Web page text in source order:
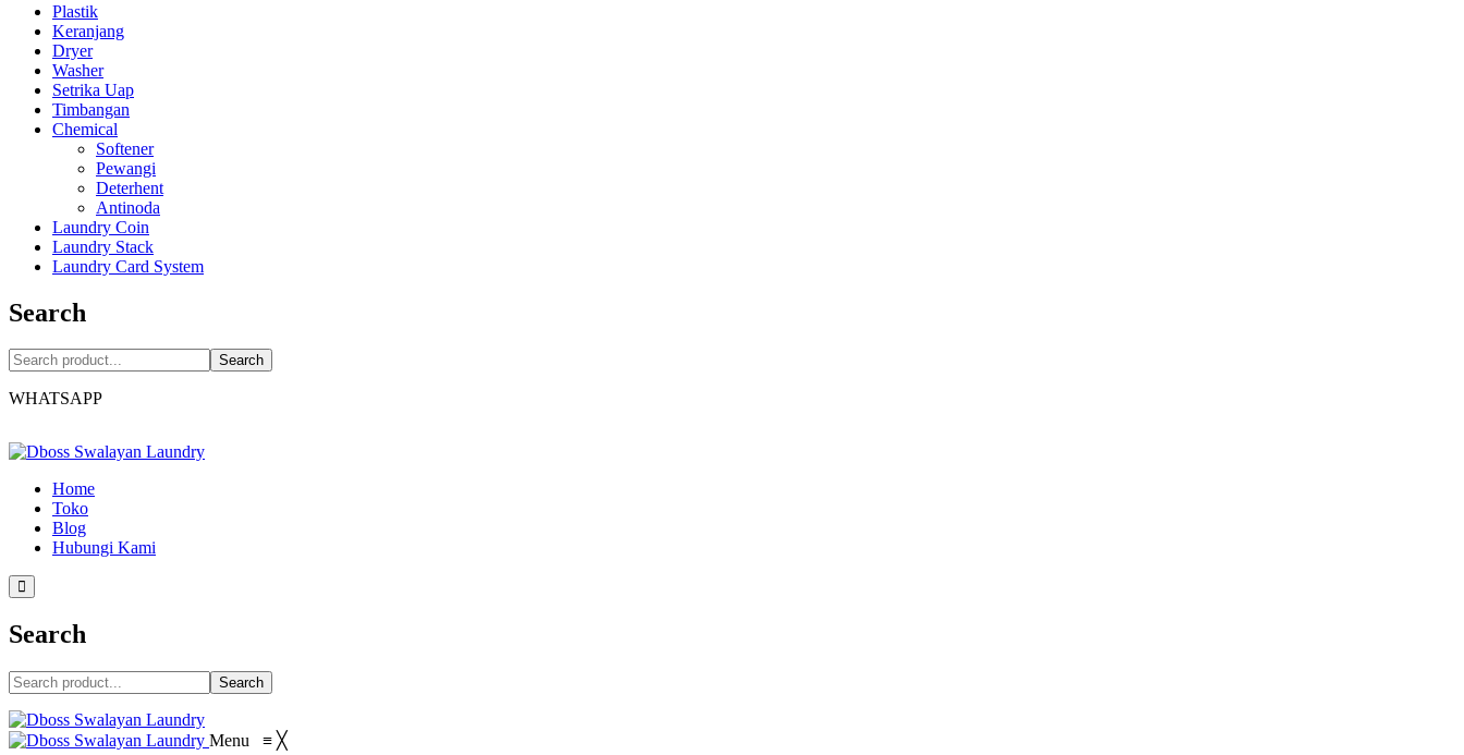
Plastik
Keranjang
Dryer
Washer
Setrika Uap
Timbangan
Chemical
Softener
Pewangi
Deterhent
Antinoda
Laundry Coin
Laundry Stack
Laundry Card System
Search
Search
WHATSAPP
Home
Toko
Blog
Hubungi Kami
Search
Search
Menu ≡ ╳